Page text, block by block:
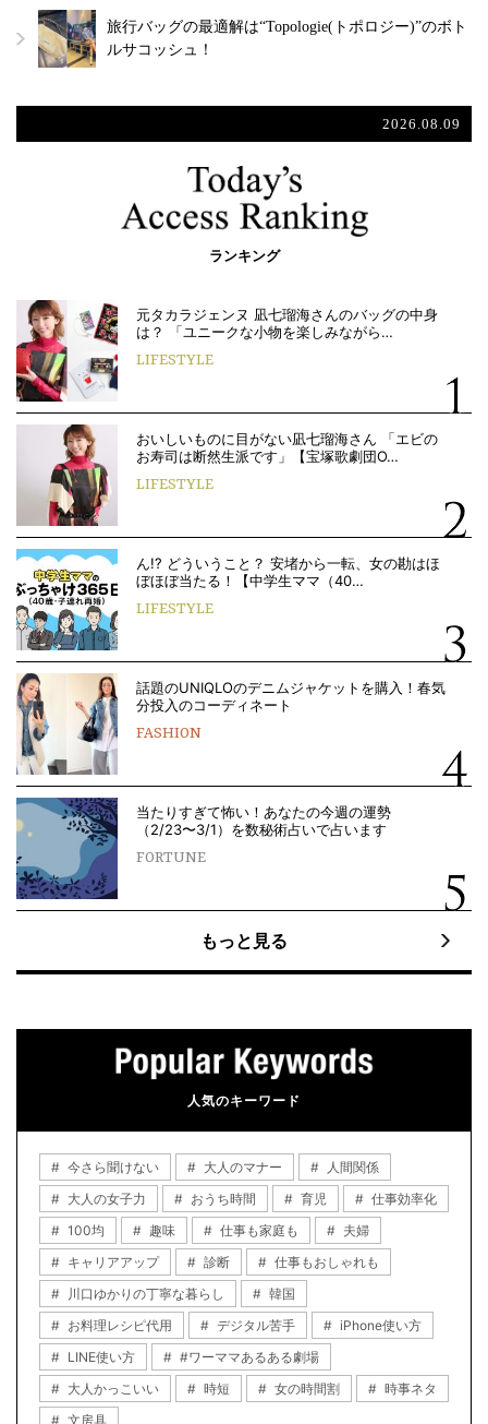
旅行バッグの最適解は“Topologie(トポロジー)”のボト
ルサコッシュ！
2026.08.09
ランキング
元タカラジェンヌ 凪七瑠海さんのバッグの中身
は？ 「ユニークな小物を楽しみながら…
LIFESTYLE
おいしいものに目がない凪七瑠海さん 「エビの
お寿司は断然生派です」【宝塚歌劇団O…
LIFESTYLE
ん!? どういうこと？ 安堵から一転、女の勘はほ
ぼほぼ当たる！【中学生ママ（40…
LIFESTYLE
話題のUNIQLOのデニムジャケットを購入！春気
分投入のコーディネート
FASHION
当たりすぎて怖い！あなたの今週の運勢
（2/23〜3/1）を数秘術占いで占います
FORTUNE
もっと見る
人気のキーワード
今さら聞けない 大人のマナー
人間関係
大人の女子力
おうち時間 育児
仕事効率化
100均
趣味 仕事も家庭も
夫婦
キャリアアップ
診断
仕事もおしゃれも
川口ゆかりの丁寧な暮らし
韓国
お料理レシピ代用
デジタル苦手
iPhone使い方
LINE使い方
#ワーママあるある劇場
大人かっこいい
時短 女の時間割
時事ネタ
文房具